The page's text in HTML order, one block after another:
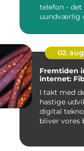
telefon - det
uundværlig
02. aug
Fremtiden
internet:
I takt med
hastige
digital
bliver vores